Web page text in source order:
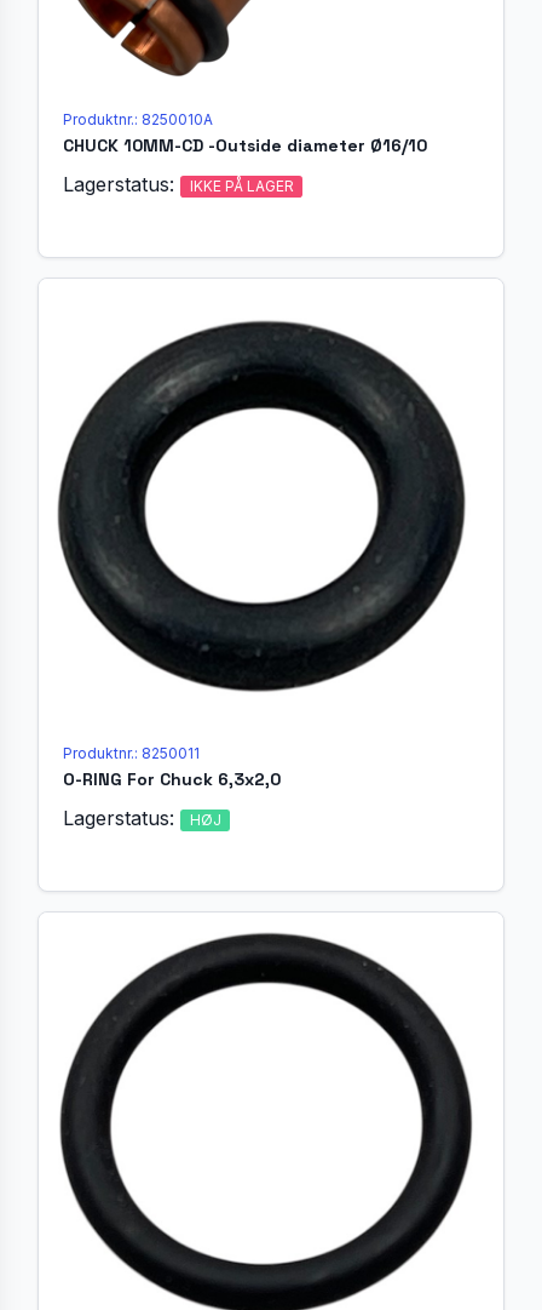
Produktnr.: 8250010A
CHUCK 10MM-CD -Outside diameter Ø16/10
Lagerstatus: IKKE PÅ LAGER
Produktnr.: 8250011
O-RING For Chuck 6,3x2,0
Lagerstatus: HØJ